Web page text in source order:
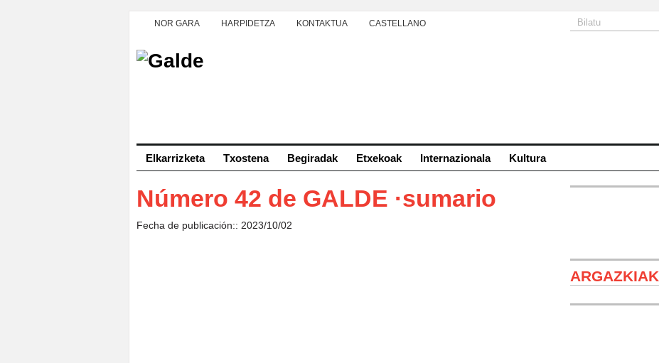
NOR GARA HARPIDETZA KONTAKTUA CASTELLANO
Elkarrizketa Txostena Begiradak Etxekoak Internazionala Kultura
Número 42 de GALDE ·sumario
Fecha de publicación:: 2023/10/02
ARGAZKIAK
Txema García